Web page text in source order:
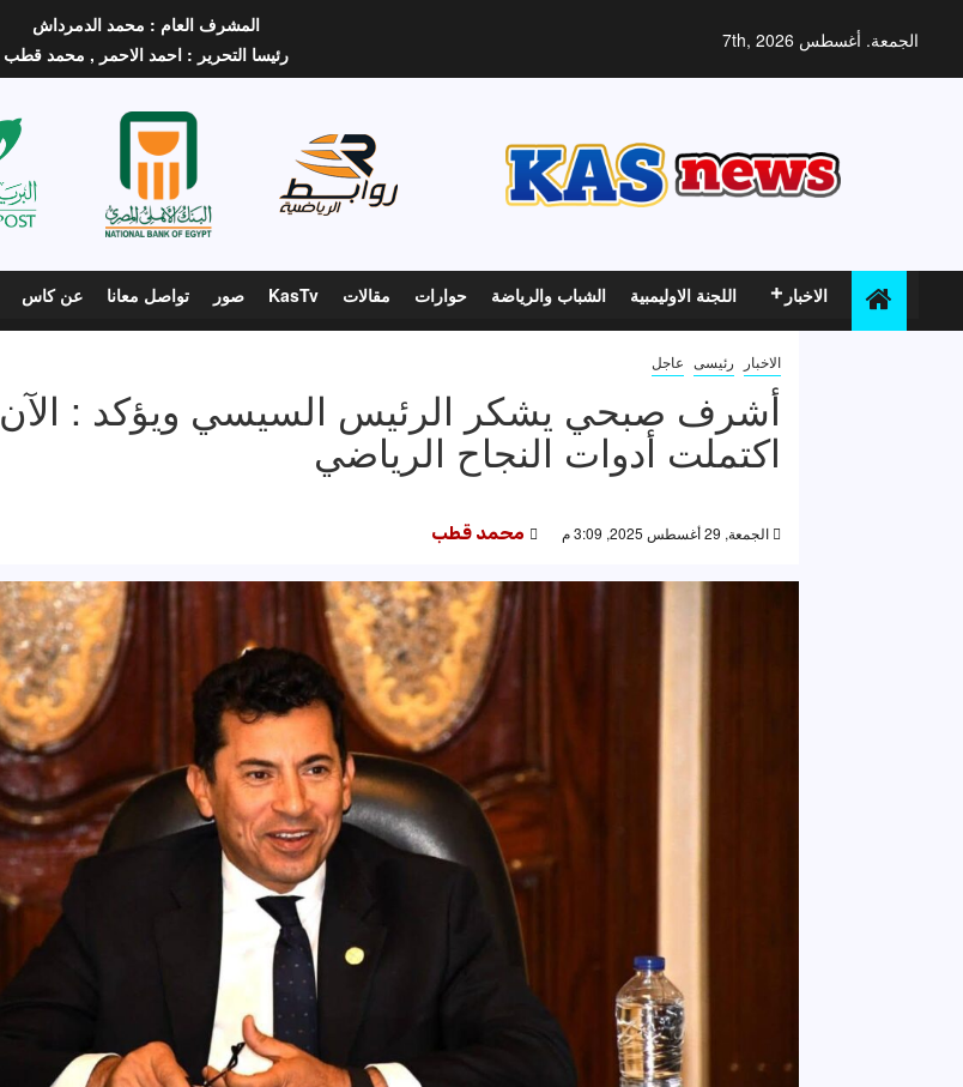
الجمعة. أغسطس 7th, 2026
المشرف العام : محمد الدمرداش
رئيسا التحرير : احمد الاحمر , محمد قطب
الاخبار اللجنة الاوليمبية الشباب والرياضة حوارات مقالات KasTv صور تواصل معانا عن كاس
الاخبار رئيسى عاجل
أشرف صبحي يشكر الرئيس السيسي ويؤكد : الآن
اكتملت أدوات النجاح الرياضي
الجمعة, 29 أغسطس 2025, 3:09 م محمد قطب